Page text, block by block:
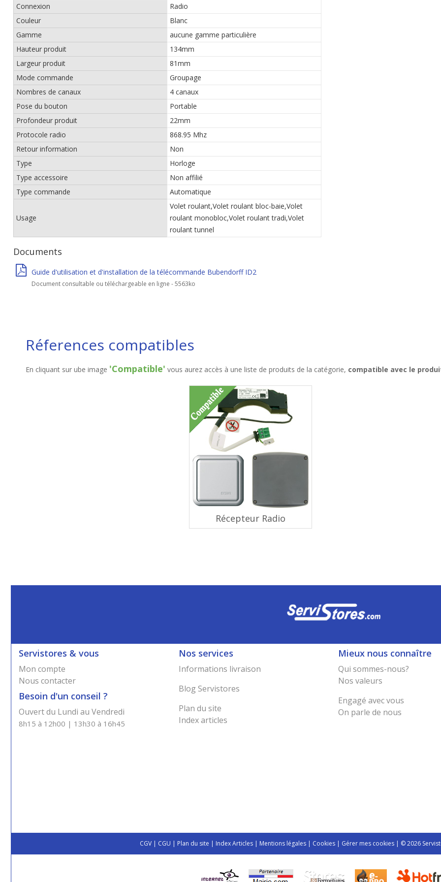
Connexion
Radio
Couleur
Blanc
Gamme
aucune gamme particulière
Hauteur produit
134mm
Largeur produit
81mm
Mode commande
Groupage
Nombres de canaux
4 canaux
Pose du bouton
Portable
Profondeur produit
22mm
Protocole radio
868.95 Mhz
Retour information
Non
Type
Horloge
Type accessoire
Non affilié
Type commande
Automatique
Usage
Volet roulant,Volet roulant bloc-baie,Volet
roulant monobloc,Volet roulant tradi,Volet
roulant tunnel
Documents
Guide d'utilisation et d'installation de la télécommande Bubendorff ID2
Document consultable ou téléchargeable en ligne - 5563ko
Réferences compatibles
En cliquant sur ube image 'Compatible' vous aurez accès à une liste de produits de la catégorie, compatible avec le
Récepteur Radio
Servistores & vous
Mon compte
Nous contacter
Besoin d'un conseil ?
Ouvert du Lundi au Vendredi
8h15 à 12h00 | 13h30 à 16h45
Nos services
Informations livraison
Blog Servistores
Plan du site
Index articles
Mieux nous connaître
Qui sommes-nous?
Nos valeurs
Engagé avec vous
On parle de nous
CGV | CGU | Plan du site | Index Articles | Mentions légales | Cookies | Gérer mes cookies | © 2026